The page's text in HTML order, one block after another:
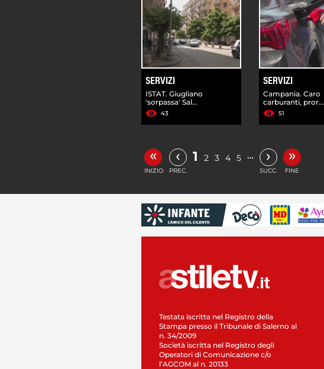
SERVIZI
ISTAT. Giugliano
'sorpassa' Sal...
43
SERVIZI
Campania. Caro
carburanti, pror...
51
«
INIZIO
‹
PREC.
1 2 3 4 5 … ›
SUCC.
»
FINE
Testata iscritta nel Registro della
Stampa presso il Tribunale di Salerno al
n. 34/2009
Società iscritta nel Registro degli
Operatori di Comunicazione c/o
l’AGCOM al n. 20133